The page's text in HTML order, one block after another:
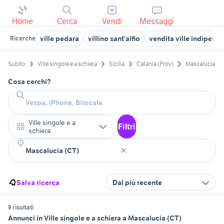
Home Cerca Vendi Messaggi
Ricerche ville pedara villino sant'alfio vendita ville
Subito Ville singole e a schiera Sicilia Catania (Prov) Mascalucia
Cosa cerchi?
Ville singole e a
schiera
Filtri
Salva ricerca Dal più recente
9 risultati
Annunci in Ville singole e a schiera a Mascalucia (CT)